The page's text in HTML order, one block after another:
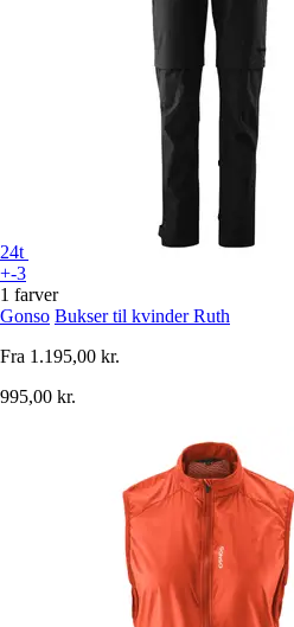
24t
+-3
1 farver
Gonso Bukser til kvinder Ruth
Fra 1.195,00 kr.
995,00 kr.